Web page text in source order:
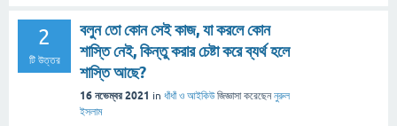
2
টি উত্তর
বলুন তো কোন সেই কাজ, যা করলে কোন
শাস্তি নেই, কিন্তু করার চেষ্টা করে ব্যর্থ হলে
শাস্তি আছে?
16 নভেম্বর 2021 in ধাঁধাঁ ও আইকিউ জিজ্ঞাসা করেছেননুরুল
ইসলাম